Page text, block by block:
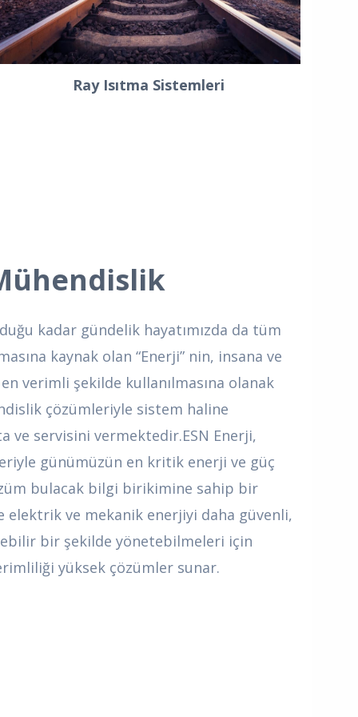
Ray Isıtma Sistemleri
kadar gündelik hayatımızda da tüm
kaynak olan “Enerji” nin, insana ve
verimli şekilde kullanılmasına olanak
çözümleriyle sistem haline
ve servisini vermektedir.ESN Enerji,
günümüzün en kritik enerji ve güç
bulacak bilgi birikimine sahip bir
elektrik ve mekanik enerjiyi daha güvenli,
bir şekilde yönetebilmeleri için
yüksek çözümler sunar.
0
1